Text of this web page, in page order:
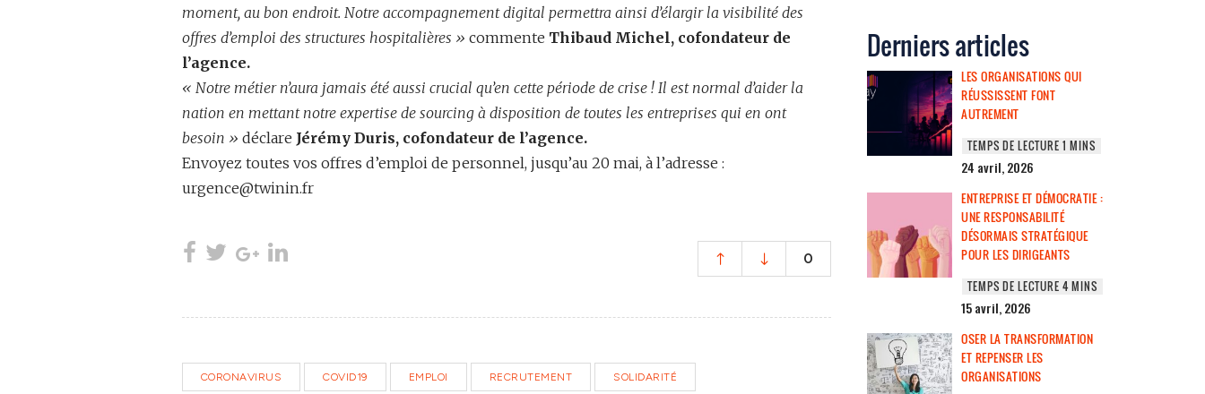
moment, au bon endroit. Notre accompagnement digital permettra ainsi d’élargir la visibilité des
offres d’emploi des structures hospitalières » commente Thibaud Michel, cofondateur de
l’agence.
« Notre métier n’aura jamais été aussi crucial qu’en cette période de crise ! Il est normal d’aider la
nation en mettant notre expertise de sourcing à disposition de toutes les entreprises qui en ont
besoin » déclare Jérémy Duris, cofondateur de l’agence.
Envoyez toutes vos offres d’emploi de personnel, jusqu’au 20 mai, à l’adresse :
urgence@twinin.fr
0
CORONAVIRUS COVID19 EMPLOI RECRUTEMENT SOLIDARITÉ
Derniers articles
LES ORGANISATIONS QUI
RÉUSSISSENT FONT
AUTREMENT
24 avril, 2026
ENTREPRISE ET DÉMOCRATIE :
UNE RESPONSABILITÉ
DÉSORMAIS STRATÉGIQUE
POUR LES DIRIGEANTS
15 avril, 2026
OSER LA TRANSFORMATION
ET REPENSER LES
ORGANISATIONS